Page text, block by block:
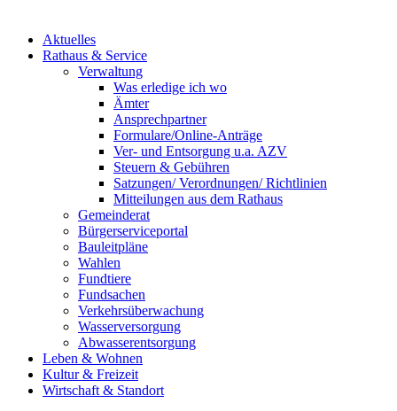
Aktuelles
Rathaus & Service
Verwaltung
Was erledige ich wo
Ämter
Ansprechpartner
Formulare/Online-Anträge
Ver- und Entsorgung u.a. AZV
Steuern & Gebühren
Satzungen/ Verordnungen/ Richtlinien
Mitteilungen aus dem Rathaus
Gemeinderat
Bürgerserviceportal
Bauleitpläne
Wahlen
Fundtiere
Fundsachen
Verkehrsüberwachung
Wasserversorgung
Abwasserentsorgung
Leben & Wohnen
Kultur & Freizeit
Wirtschaft & Standort